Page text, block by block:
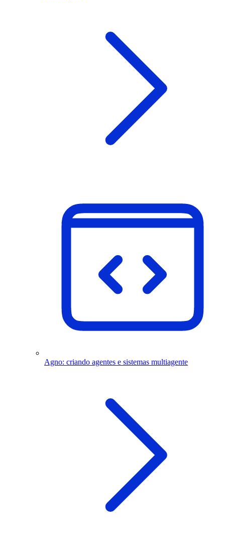
Agno: criando agentes e sistemas multiagente